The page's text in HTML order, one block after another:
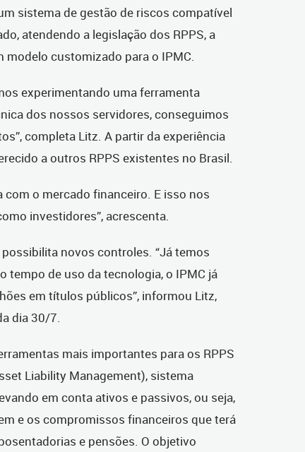
sistema de gestão de riscos compatível
atendendo a legislação dos RPPS, a
customizado para o IPMC.
experimentando uma ferramenta
dos nossos servidores, conseguimos
completa Litz. A partir da experiência
a outros RPPS existentes no Brasil.
com o mercado financeiro. E isso nos
investidores”, acrescenta.
novos controles. “Já temos
tempo de uso da tecnologia, o IPMC já
em títulos públicos”, informou Litz,
dia 30/7.
mais importantes para os RPPS
Liability Management), sistema
em conta ativos e passivos, ou seja,
e os compromissos financeiros que terá
e pensões. O objetivo